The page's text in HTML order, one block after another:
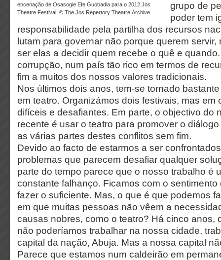
encenação de Osasogie Efe Guobadia para o 2012 Jos
Theatre Festival. © The Jos Repertory Theatre Archive
grupo de
poder tem
responsabilidade pela partilha dos recursos
lutam para governar não porque querem
ser elas a decidir quem recebe o quê e
corrupção, num país tão rico em termos de
fim a muitos dos nossos valores tradicionais.
Nos últimos dois anos, tem-se tornado
em teatro. Organizámos dois festivais, mas em
difíceis e desafiantes. Em parte, o objectivo do
recente é usar o teatro para promover o
as várias partes destes conflitos sem fim.
Devido ao facto de estarmos a ser
problemas que parecem desafiar qualquer
parte do tempo parece que o nosso trabalho é
constante falhanço. Ficamos com o
fazer o suficiente. Mas, o que é que podemos
em que muitas pessoas não vêem a
causas nobres, como o teatro? Há cinco anos,
não poderíamos trabalhar na nossa cidade,
capital da nação, Abuja. Mas a nossa capital
Parece que estamos num caldeirão em